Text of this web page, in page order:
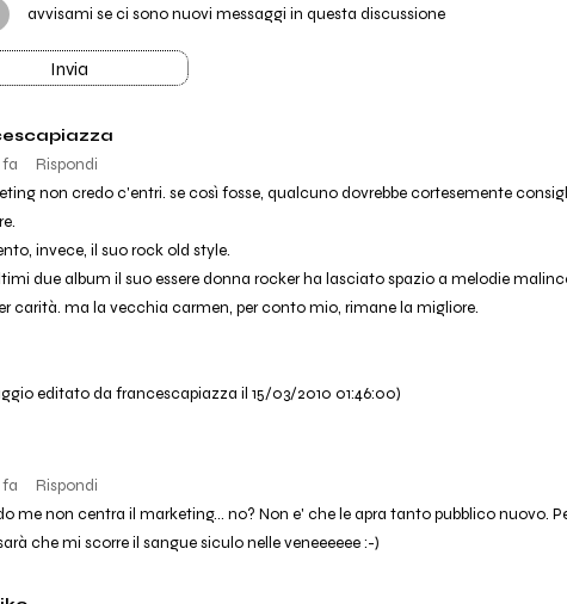
avvisami se ci sono nuovi messaggi in questa discussione
Invia
fa
Rispondi
non credo c'entri. se così fosse, qualcuno dovrebbe cortesemente
invece, il suo rock old style.
due album il suo essere donna rocker ha lasciato spazio a melodie
carità. ma la vecchia carmen, per conto mio, rimane la migliore.
editato da francescapiazza il 15/03/2010 01:46:00)
fa
Rispondi
me non centra il marketing... no? Non e' che le apra tanto pubblico nuovo.
che mi scorre il sangue siculo nelle veneeeeee :-)